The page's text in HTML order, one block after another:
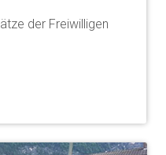
der Freiwilligen